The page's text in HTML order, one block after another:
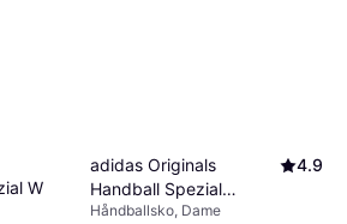
W
adidas Originals
Handball Spezial
Trainers Giraffe Print -
4.9
Håndballsko, Dame